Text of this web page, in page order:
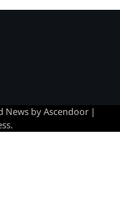
News byAscendoor|
.